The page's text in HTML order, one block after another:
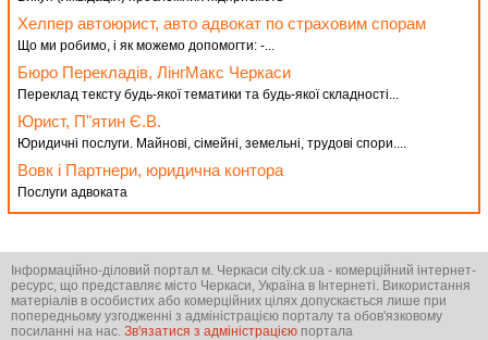
Хелпер автоюрист, авто адвокат по страховим спорам
Що ми робимо, і як можемо допомогти: -...
Бюро Перекладів, ЛінгМакс Черкаси
Переклад тексту будь-якої тематики та будь-якої складності...
Юрист, П"ятин Є.В.
Юридичні послуги. Майнові, сімейні, земельні, трудові спори....
Вовк і Партнери, юридична контора
Послуги адвоката
Інформаційно-діловий портал м. Черкаси city.ck.ua - комерційний інтернет-
ресурс, що представляє місто Черкаси, Україна в Інтернеті. Використання
матеріалів в особистих або комерційних цілях допускається лише при
попередньому узгодженні з адміністрацією порталу та обов'язковому
посиланні на нас. Зв'язатися з адміністрацією портала